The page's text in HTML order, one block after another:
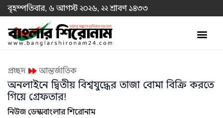
বৃহস্পতিবার, ৬ আগস্ট ২০২৬, ২২ শ্রাবণ ১৪৩৩
প্রচ্ছদ আন্তর্জাতিক
অনলাইনে দ্বিতীয় বিশ্বযুদ্ধের তাজা বোমা বিক্রি করতে
গিয়ে গ্রেফতার!
নিউজ ডেস্কবাংলার শিরোনাম